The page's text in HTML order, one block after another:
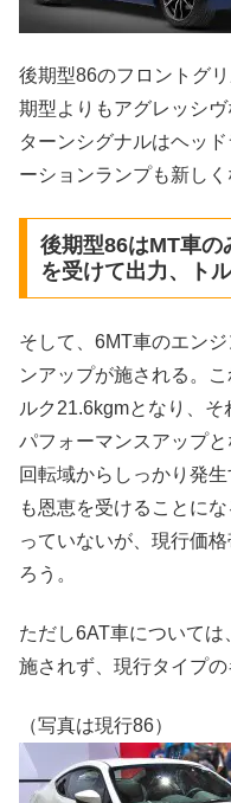
後期型86のフロントグ
期型よりもアグレッシ
ターンシグナルはヘッ
ーションランプも新しく
後期型86はMT車の
を受けて出力、ト
そして、6MT車のエン
ンアップが施される。
ルク21.6kgmとなり、
パフォーマンスアップ
回転域からしっかり発
も恩恵を受けることに
っていないが、現行価
ろう。
ただし6AT車について
施されず、現行タイプの
（写真は現行86）